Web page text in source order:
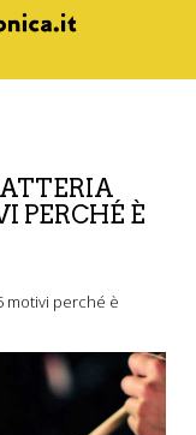
PERCHÉ È
motivi perché è